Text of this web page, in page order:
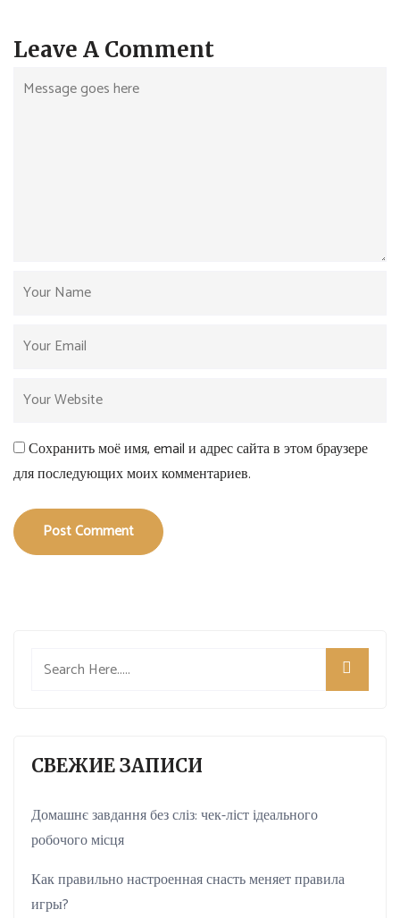
Leave A Comment
Сохранить моё имя, email и адрес сайта в этом браузере
для последующих моих комментариев.
Post Comment
СВЕЖИЕ ЗАПИСИ
Домашнє завдання без сліз: чек-ліст ідеального
робочого місця
Как правильно настроенная снасть меняет правила
игры?